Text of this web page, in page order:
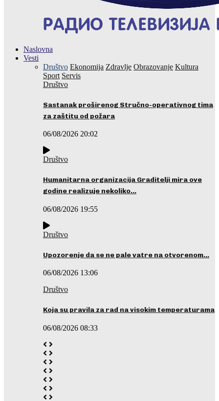
Naslovna
Vesti
Društvo Ekonomija Zdravlje Obrazovanje Kultura
Sport Servis
Društvo
Sastanak proširenog Stručno-operativnog tima
za zaštitu od požara
06/08/2026 20:02
Društvo
Humanitarna organizacija Graditelji mira ove
godine realizuje nekoliko…
06/08/2026 19:55
Društvo
Upozorenje da se ne pale vatre na otvorenom…
06/08/2026 13:06
Društvo
Koja su pravila za rad na visokim temperaturama
06/08/2026 08:33